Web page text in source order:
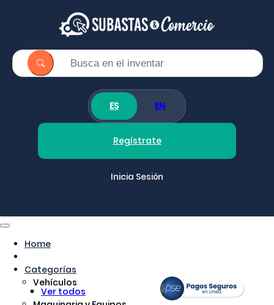
ES EN
Regístrate
Inicia Sesión
Home
Categorías
Vehículos
Ver todos